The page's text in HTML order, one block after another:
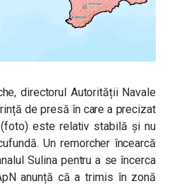
directorul Autorității Navale
de presă în care a precizat
este relativ stabilă și nu
Un remorcher încearcă
Sulina pentru a se încerca
anunță că a trimis în zonă